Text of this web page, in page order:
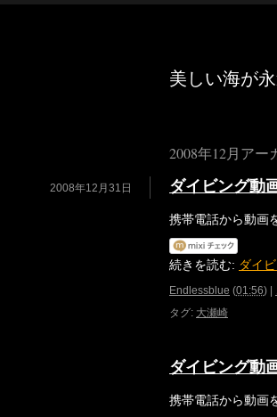
美しい海が
2008年12月アー
2008年12月31日 ダイビング動
携帯電話から動画
続きを読む: ダイ
Endlessblue (01:56)
タグ: 大瀬崎
ダイビング動
携帯電話から動画